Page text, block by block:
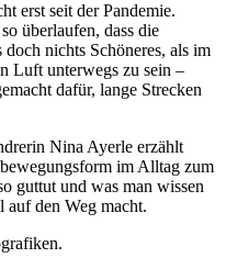
erst seit der Pandemie.
überlaufen, dass die
nichts Schöneres, als im
Luft unterwegs zu sein –
dafür, lange Strecken
Nina Ayerle erzählt
im Alltag zum
guttut und was man wissen
auf den Weg macht.